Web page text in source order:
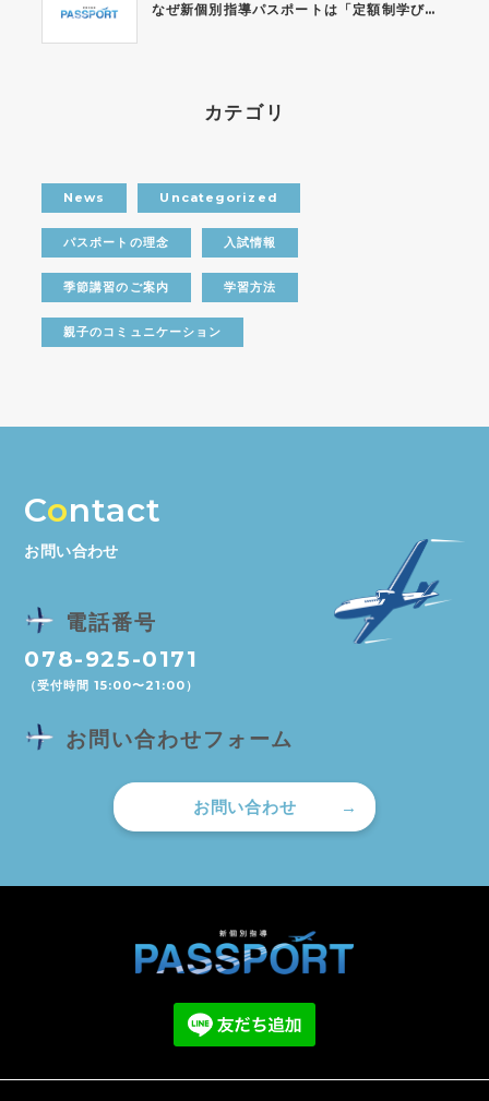
なぜ新個別指導パスポートは「定額制学び放題」なのか？
カテゴリ
News Uncategorized
パスポートの理念 入試情報
季節講習のご案内 学習方法
親子のコミュニケーション
Contact
お問い合わせ
電話番号
078-925-0171
（受付時間 15:00〜21:00）
お問い合わせフォーム
お問い合わせ